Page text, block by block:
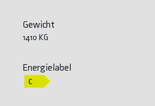
Gewicht
1410 KG
Energielabel